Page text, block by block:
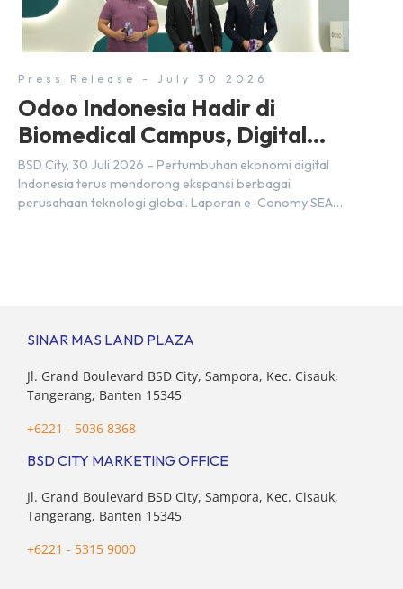
transformasi digital di berbagai sektor strategis.
Kebutuhan tersebut menjadikan pengembangan sumber
daya […]
Press Release - July 30 2026
Odoo Indonesia Hadir di
Biomedical Campus, Digital
Hub, BSD City
BSD City, 30 Juli 2026 – Pertumbuhan ekonomi digital
Indonesia terus mendorong ekspansi berbagai
perusahaan teknologi global. Laporan e-Conomy SEA
SINAR MAS LAND PLAZA
Jl. Grand Boulevard BSD City, Sampora, Kec. Cisauk,
Tangerang, Banten 15345
+6221 - 5036 8368
BSD CITY MARKETING OFFICE
Jl. Grand Boulevard BSD City, Sampora, Kec. Cisauk,
Tangerang, Banten 15345
+6221 - 5315 9000